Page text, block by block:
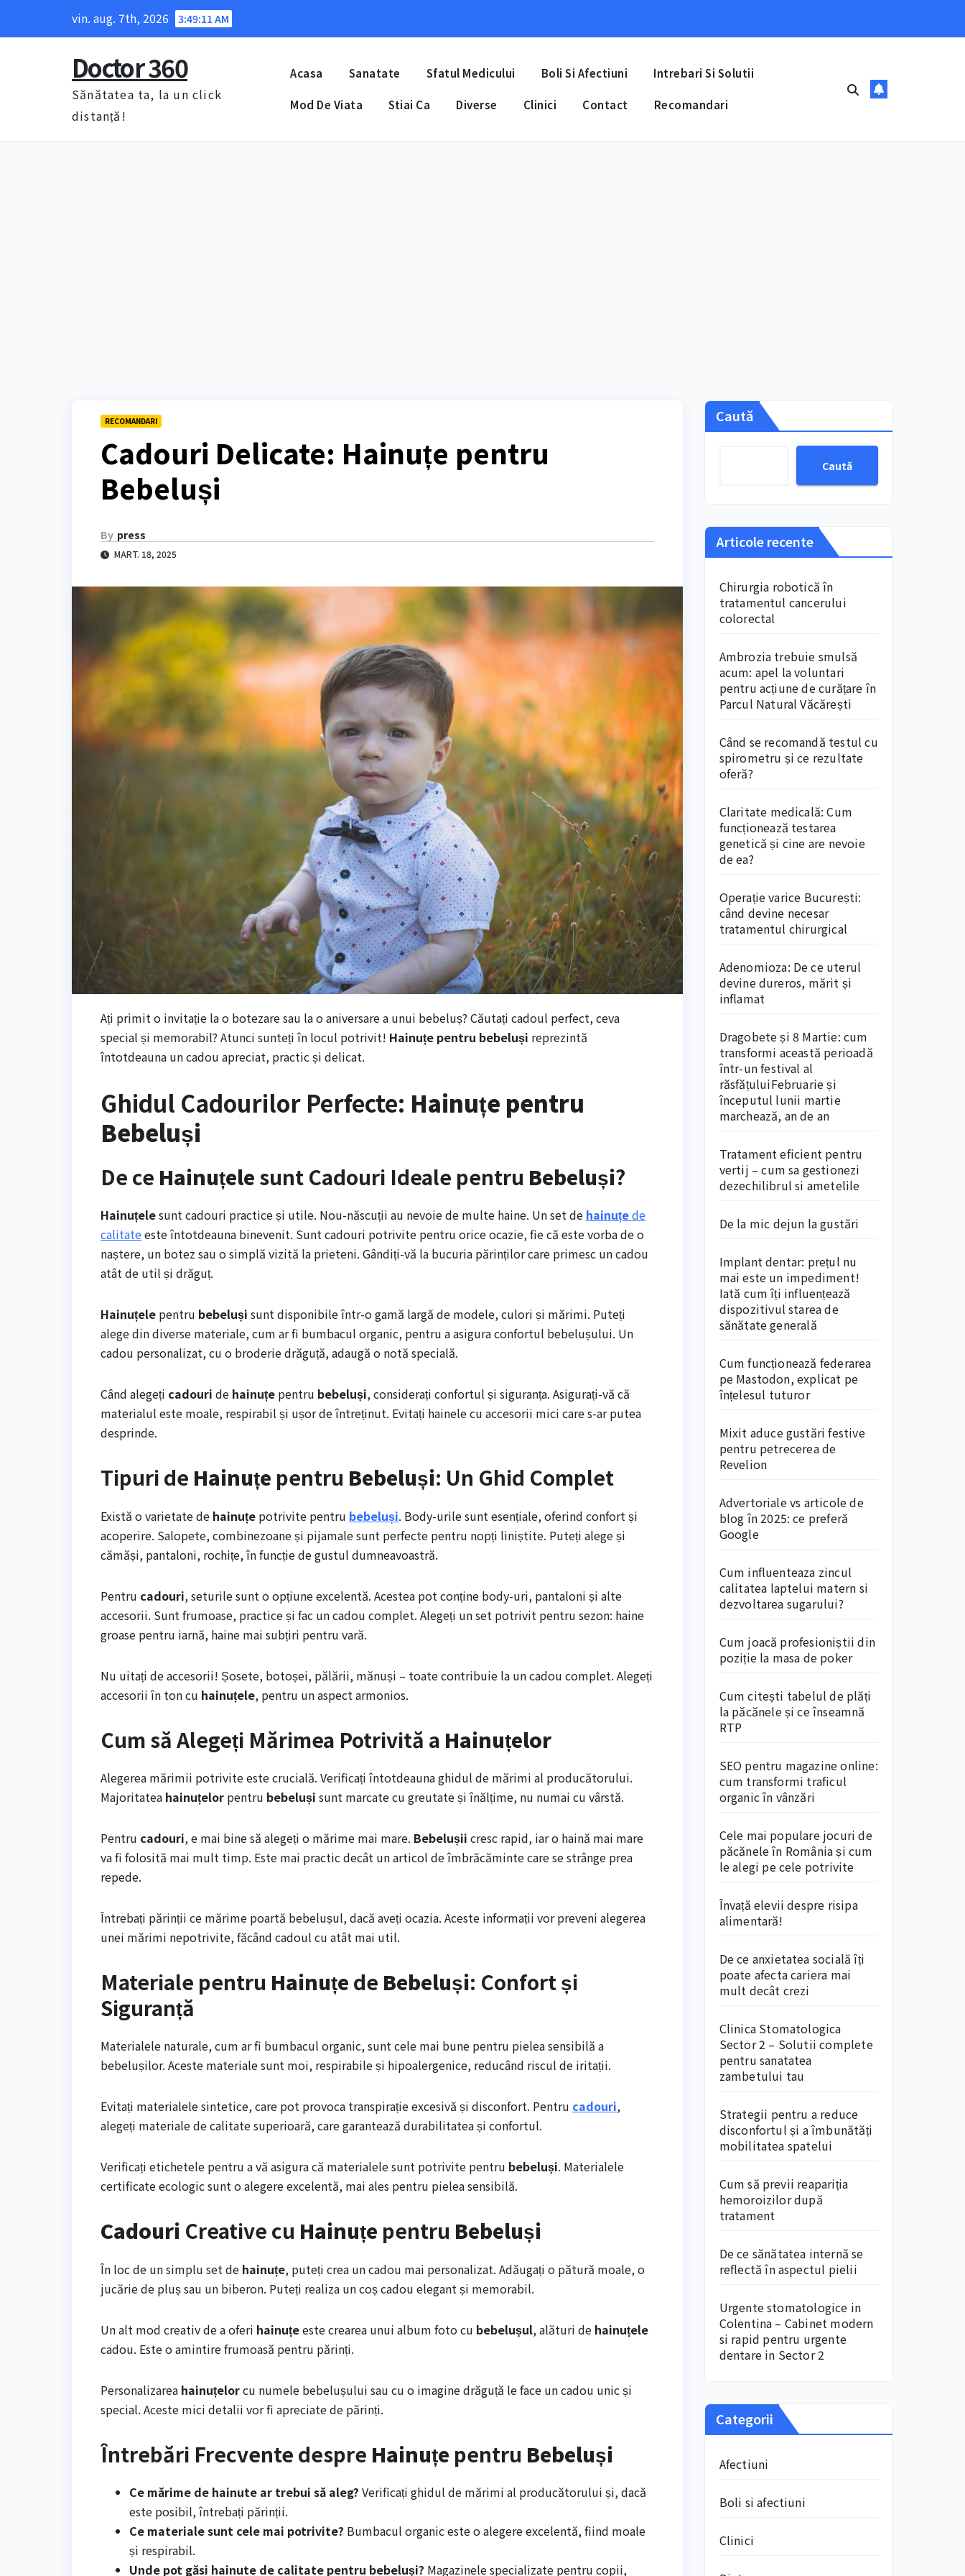
vin. aug. 7th, 2026 3:49:12 AM
Doctor 360
Sănătatea ta, la un click
distanță!
Acasa Sanatate Sfatul Medicului Boli Si Afectiuni Intrebari Si Solutii
Mod De Viata Stiai Ca Diverse Clinici Contact Recomandari
RECOMANDARI
Cadouri Delicate: Hainuțe pentru
Bebeluși
By press
MART. 18, 2025
Ați primit o invitație la o botezare sau la o aniversare a unui bebeluș? Căutați cadoul perfect, ceva
special și memorabil? Atunci sunteți în locul potrivit! Hainuțe pentru bebeluși reprezintă
întotdeauna un cadou apreciat, practic și delicat.
Ghidul Cadourilor Perfecte: Hainuțe pentru
Bebeluși
De ce Hainuțele sunt Cadouri Ideale pentru Bebeluși?
Hainuțelesunt cadouri practice și utile. Nou-născuții au nevoie de multe haine. Un set de hainuțede
calitateeste întotdeauna binevenit. Sunt cadouri potrivite pentru orice ocazie, fie că este vorba de o
naștere, un botez sau o simplă vizită la prieteni. Gândiți-vă la bucuria părinților care primesc un cadou
atât de util și drăguț.
Hainuțele pentru bebeluși sunt disponibile într-o gamă largă de modele, culori și mărimi. Puteți
alege din diverse materiale, cum ar fi bumbacul organic, pentru a asigura confortul bebelușului. Un
cadou personalizat, cu o broderie drăguță, adaugă o notă specială.
Când alegeți cadouri de hainuțe pentru bebeluși, considerați confortul și siguranța. Asigurați-vă că
materialul este moale, respirabil și ușor de întreținut. Evitați hainele cu accesorii mici care s-ar putea
desprinde.
Tipuri de Hainuțe pentru Bebeluși: Un Ghid Complet
Există o varietate de hainuțe potrivite pentru bebeluși. Body-urile sunt esențiale, oferind confort și
acoperire. Salopete, combinezoane și pijamale sunt perfecte pentru nopți liniștite. Puteți alege și
cămăși, pantaloni, rochițe, în funcție de gustul dumneavoastră.
Pentru cadouri, seturile sunt o opțiune excelentă. Acestea pot conține body-uri, pantaloni și alte
accesorii. Sunt frumoase, practice și fac un cadou complet. Alegeți un set potrivit pentru sezon: haine
groase pentru iarnă, haine mai subțiri pentru vară.
Nu uitați de accesorii! Șosete, botoșei, pălării, mănuși – toate contribuie la un cadou complet. Alegeți
accesorii în ton cu hainuțele, pentru un aspect armonios.
Cum să Alegeți Mărimea Potrivită a Hainuțelor
Alegerea mărimii potrivite este crucială. Verificați întotdeauna ghidul de mărimi al producătorului.
Majoritatea hainuțelor pentru bebeluși sunt marcate cu greutate și înălțime, nu numai cu vârstă.
Pentru cadouri, e mai bine să alegeți o mărime mai mare. Bebelușii cresc rapid, iar o haină mai mare
va fi folosită mai mult timp. Este mai practic decât un articol de îmbrăcăminte care se strânge prea
repede.
Întrebați părinții ce mărime poartă bebelușul, dacă aveți ocazia. Aceste informații vor preveni alegerea
unei mărimi nepotrivite, făcând cadoul cu atât mai util.
Materiale pentru Hainuțe de Bebeluși: Confort și
Siguranță
Materialele naturale, cum ar fi bumbacul organic, sunt cele mai bune pentru pielea sensibilă a
bebelușilor. Aceste materiale sunt moi, respirabile și hipoalergenice, reducând riscul de iritații.
Evitați materialele sintetice, care pot provoca transpirație excesivă și disconfort. Pentru cadouri,
alegeți materiale de calitate superioară, care garantează durabilitatea și confortul.
Verificați etichetele pentru a vă asigura că materialele sunt potrivite pentru bebeluși. Materialele
certificate ecologic sunt o alegere excelentă, mai ales pentru pielea sensibilă.
Cadouri Creative cu Hainuțe pentru Bebeluși
În loc de un simplu set de hainuțe, puteți crea un cadou mai personalizat. Adăugați o pătură moale, o
jucărie de pluș sau un biberon. Puteți realiza un coș cadou elegant și memorabil.
Un alt mod creativ de a oferi hainuțeeste crearea unui album foto cu bebelușul, alături de hainuțele
cadou. Este o amintire frumoasă pentru părinți.
Personalizarea hainuțelorcu numele bebelușului sau cu o imagine drăguță le face un cadou unic și
special. Aceste mici detalii vor fi apreciate de părinți.
Întrebări Frecvente despre Hainuțe pentru Bebeluși
Ce mărime de hainute ar trebui să aleg? Verificați ghidul de mărimi al producătorului și, dacă
este posibil, întrebați părinții.
Ce materiale sunt cele mai potrivite? Bumbacul organic este o alegere excelentă, fiind moale
și respirabil.
Unde pot găsi hainute de calitate pentru bebeluși? Magazinele specializate pentru copii,
Caută
Caută
Articole recente
Chirurgia robotică în
tratamentul cancerului
colorectal
Ambrozia trebuie smulsă
acum: apel la voluntari
pentru acțiune de curățare în
Parcul Natural Văcărești
Când se recomandă testul cu
spirometru și ce rezultate
oferă?
Claritate medicală: Cum
funcționează testarea
genetică și cine are nevoie
de ea?
Operație varice București:
când devine necesar
tratamentul chirurgical
Adenomioza: De ce uterul
devine dureros, mărit și
inflamat
Dragobete și 8 Martie: cum
transformi această perioadă
într-un festival al
răsfățuluiFebruarie și
începutul lunii martie
marchează, an de an
Tratament eficient pentru
vertij – cum sa gestionezi
dezechilibrul si ametelile
De la mic dejun la gustări
Implant dentar: prețul nu
mai este un impediment!
Iată cum îți influențează
dispozitivul starea de
sănătate generală
Cum funcționează federarea
pe Mastodon, explicat pe
înțelesul tuturor
Mixit aduce gustări festive
pentru petrecerea de
Revelion
Advertoriale vs articole de
blog în 2025: ce preferă
Google
Cum influenteaza zincul
calitatea laptelui matern si
dezvoltarea sugarului?
Cum joacă profesioniștii din
poziție la masa de poker
Cum citești tabelul de plăți
la păcănele și ce înseamnă
RTP
SEO pentru magazine online:
cum transformi traficul
organic în vânzări
Cele mai populare jocuri de
păcănele în România și cum
le alegi pe cele potrivite
Învață elevii despre risipa
alimentară!
De ce anxietatea socială îți
poate afecta cariera mai
mult decât crezi
Clinica Stomatologica
Sector 2 – Solutii complete
pentru sanatatea
zambetului tau
Strategii pentru a reduce
disconfortul și a îmbunătăți
mobilitatea spatelui
Cum să previi reapariția
hemoroizilor după
tratament
De ce sănătatea internă se
reflectă în aspectul pielii
Urgente stomatologice in
Colentina – Cabinet modern
si rapid pentru urgente
dentare in Sector 2
Categorii
Afectiuni
Boli si afectiuni
Clinici